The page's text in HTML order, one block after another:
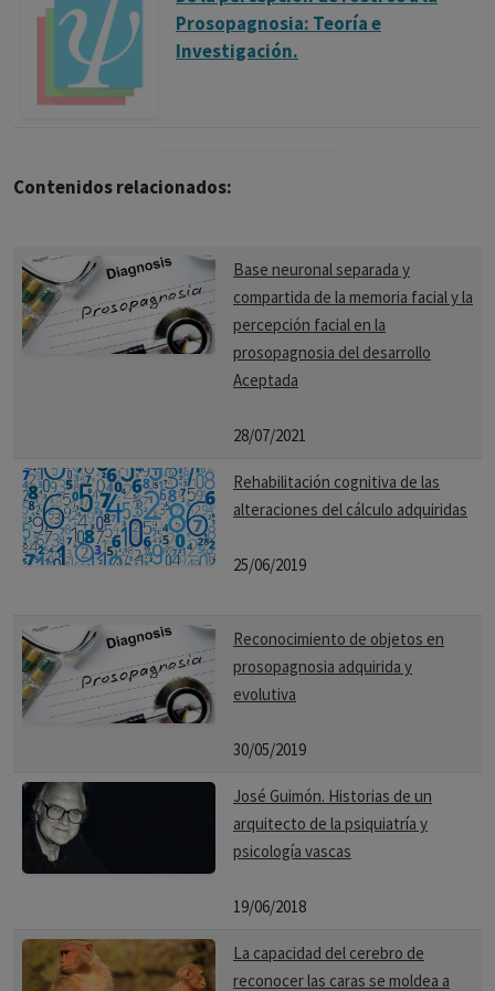
Prosopagnosia: Teoría e
Investigación.
Contenidos relacionados:
Base neuronal separada y
compartida de la memoria facial y la
percepción facial en la
prosopagnosia del desarrollo
Aceptada
28/07/2021
Rehabilitación cognitiva de las
alteraciones del cálculo adquiridas
25/06/2019
Reconocimiento de objetos en
prosopagnosia adquirida y
evolutiva
30/05/2019
José Guimón. Historias de un
arquitecto de la psiquiatría y
psicología vascas
19/06/2018
La capacidad del cerebro de
reconocer las caras se moldea a